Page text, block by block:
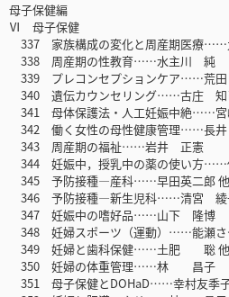
母子保健編
Ⅵ 母子保健
337 家族構成の変化と周産期医療
338 周産期の性教育……水主川 純
339 プレコンセプションケア……荒
340 遺伝カウンセリング……古庄 知
341 母体保護法・人工妊娠中絶……宮
342 働く女性の母性健康管理……長
343 周産期の福祉……岩井 正憲
344 妊娠中，授乳中の薬の使い方……
345 予防接種―産科……早田英二郎 他
346 予防接種―新生児科……清宮 綾
347 妊娠中の嗜好品……山下 隆博
348 妊婦スポーツ（運動）……能瀬さ
349 妊婦と歯科保健……土肥 聡 他
350 妊婦の体重管理……林 昌子
351 母子保健とDOHaD……幸村友季